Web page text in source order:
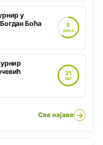
у
Боћа
5
ДАНА
21
АВГ
Све најаве →